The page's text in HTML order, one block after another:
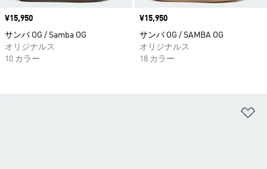
価格
¥15,950
サンバ OG / Samba OG
オリジナルス
10 カラー
価格
¥15,950
サンバ OG / SAMBA OG
オリジナルス
18 カラー